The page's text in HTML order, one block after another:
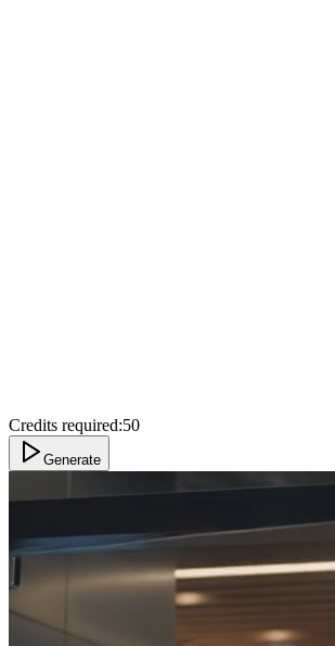
Credits required:50
Generate